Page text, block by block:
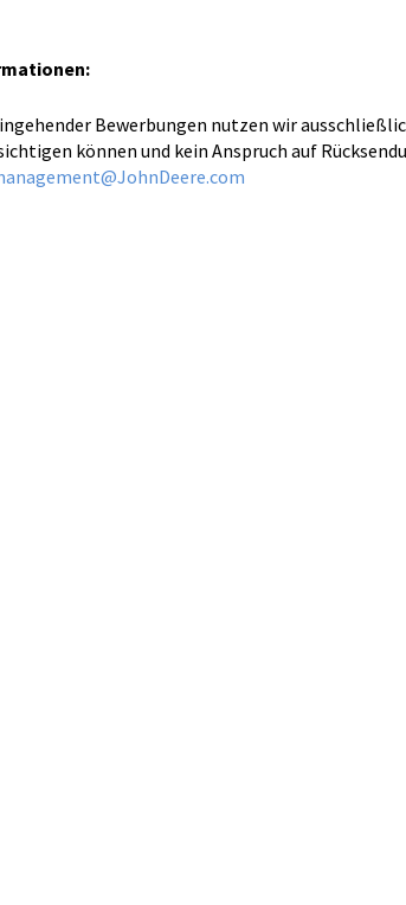
Bewerbungen nutzen wir
können und kein Anspruch auf